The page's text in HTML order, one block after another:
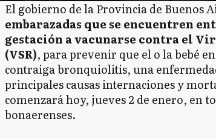
El gobierno de la Provincia de Buenos
embarazadas que se encuentren
gestación a vacunarse contra el
(VSR), para prevenir que el o la bebé
contraiga bronquiolitis, una
principales causas internaciones y
comenzará hoy, jueves 2 de enero, en
bonaerenses.